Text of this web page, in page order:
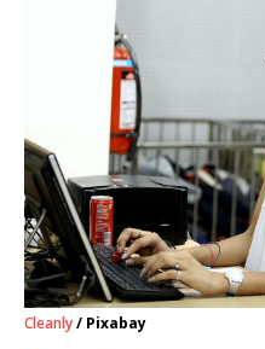
Cleanly/ Pixabay